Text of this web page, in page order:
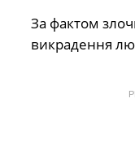
За фактом
викрадення